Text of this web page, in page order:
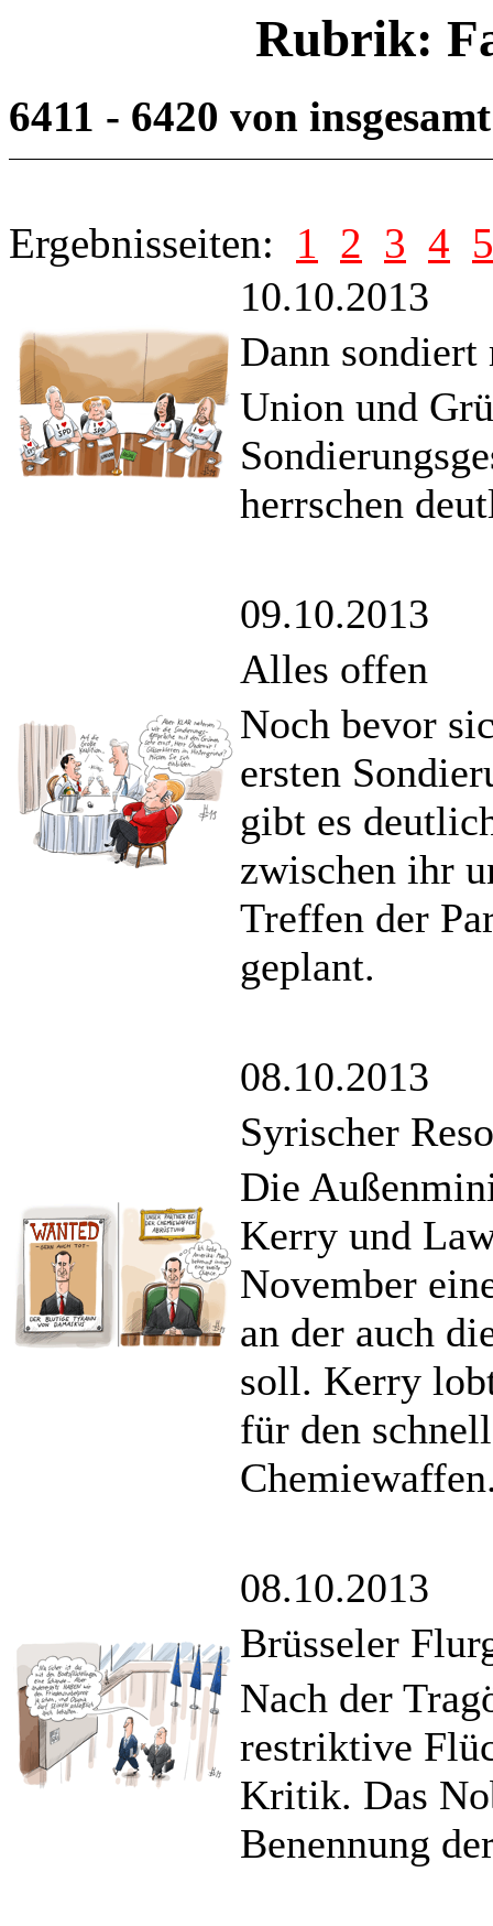
Rubrik:
6411 - 6420 von
Ergebnisseiten: 1 2 3 4 5
10.10.2013
Dann sondiert
Union und
herrschen
09.10.2013
Alles offen
Noch bevor
ersten
gibt es
zwischen ihr
Treffen der
geplant.
08.10.2013
Syrischer
Die
Kerry und
November
an der auch
soll. Kerry
für den
08.10.2013
Brüsseler
Nach der
restriktive
Kritik. Das
Benennung